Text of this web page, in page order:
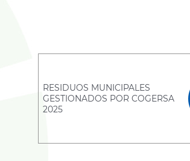
RESIDUOS MUNICIPALES
GESTIONADOS POR COGERSA
2025